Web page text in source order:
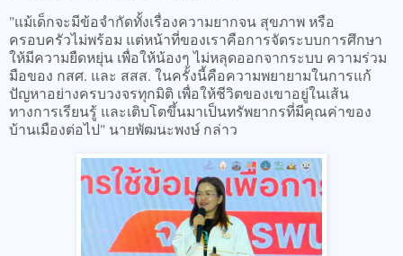
"แม้เด็กจะมีข้อจำกัดทั้งเรื่องความยากจน สุขภาพ หรือ
ครอบครัวไม่พร้อม แต่หน้าที่ของเราคือการจัดระบบการศึกษา
ให้มีความยืดหยุ่น เพื่อให้น้องๆ ไม่หลุดออกจากระบบ ความร่วม
มือของ กสศ. และ สสส. ในครั้งนี้คือความพยายามในการแก้
ปัญหาอย่างครบวงจรทุกมิติ เพื่อให้ชีวิตของเขาอยู่ในเส้น
ทางการเรียนรู้ และเติบโตขึ้นมาเป็นทรัพยากรที่มีคุณค่าของ
บ้านเมืองต่อไป" นายพัฒนะพงษ์ กล่าว